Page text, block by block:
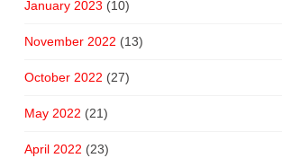
January 2023 (10)
November 2022 (13)
October 2022 (27)
May 2022 (21)
April 2022 (23)